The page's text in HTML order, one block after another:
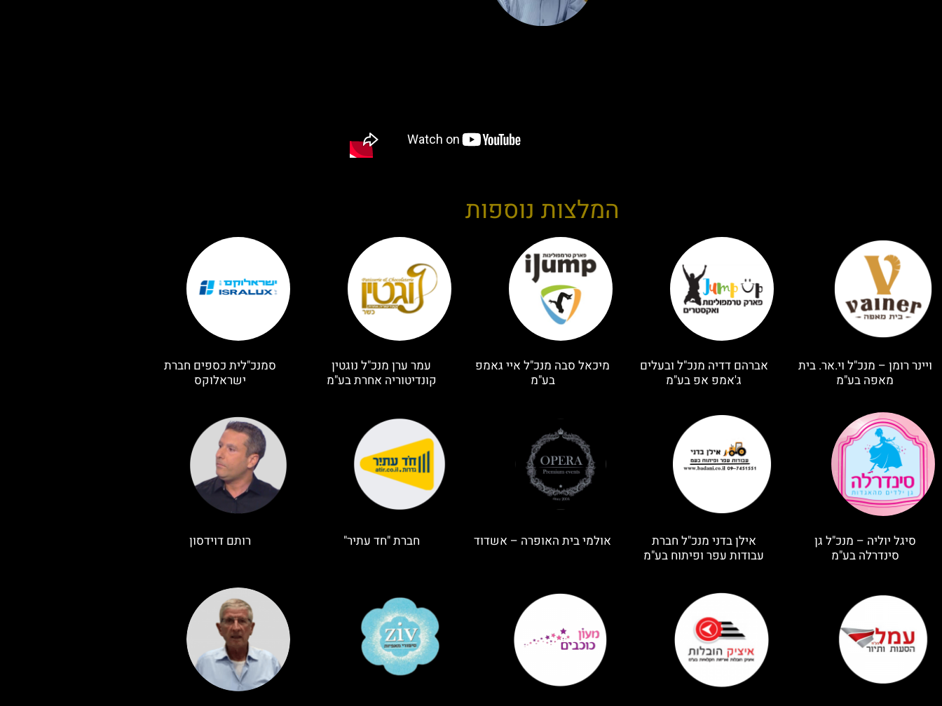
המלצות נוספות
ויינר רומן – מנכ"ל וי.אר. בית
מאפה בע"מ
אברהם דדיה מנכ"ל ובעלים
ג'אמפ אפ בע"מ
מיכאל סבה מנכ"ל איי גאמפ
בע"מ
עמר ערן מנכ"ל נוגטין
קונדיטוריה אחרת בע"מ
סמנכ"לית כספים חברת
ישראלוקס
סיגל יוליה – מנכ"ל גן
סינדרלה בע"מ
אילן בדני מנכ"ל חברת
עבודות עפר ופיתוח בע"מ
אולמי בית האופרה – אשדוד חברת "חד עתיר" רותם דוידסון